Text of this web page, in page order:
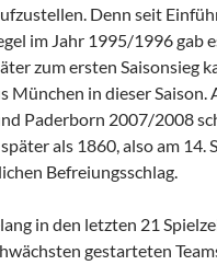
Denn seit
im Jahr 1995/1996 gab
zum ersten Saisonsieg
München in dieser Saison.
Paderborn 2007/2008
als 1860, also am 14.
Befreiungsschlag.
in den letzten 21
gestarteten